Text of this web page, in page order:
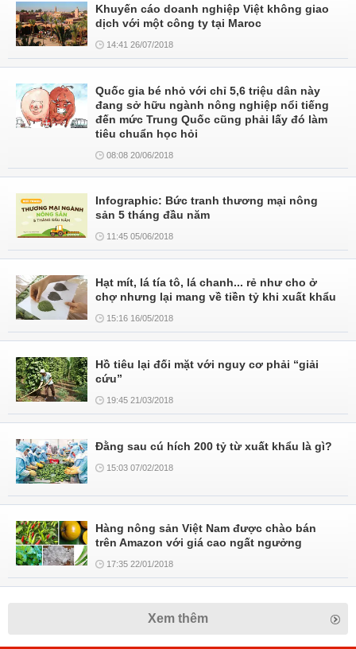
Khuyến cáo doanh nghiệp Việt không giao
dịch với một công ty tại Maroc
14:41 26/07/2018
Quốc gia bé nhỏ với chỉ 5,6 triệu dân này
đang sở hữu ngành nông nghiệp nổi tiếng
đến mức Trung Quốc cũng phải lấy đó làm
tiêu chuẩn học hỏi
08:08 20/06/2018
Infographic: Bức tranh thương mại nông
sản 5 tháng đầu năm
11:45 05/06/2018
Hạt mít, lá tía tô, lá chanh... rẻ như cho ở
chợ nhưng lại mang về tiền tỷ khi xuất khẩu
15:16 16/05/2018
Hồ tiêu lại đối mặt với nguy cơ phải “giải
cứu”
19:45 21/03/2018
Đằng sau cú hích 200 tỷ từ xuất khẩu là gì?
15:03 07/02/2018
Hàng nông sản Việt Nam được chào bán
trên Amazon với giá cao ngất ngưởng
17:35 22/01/2018
Xem thêm